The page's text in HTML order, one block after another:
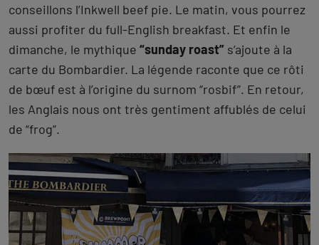
conseillons l’Inkwell beef pie. Le matin, vous pourrez
aussi profiter du full-English breakfast. Et enfin le
dimanche, le mythique “sunday roast” s’ajoute à la
carte du Bombardier. La légende raconte que ce rôti
de bœuf est à l’origine du surnom “rosbif”. En retour,
les Anglais nous ont très gentiment affublés de celui
de “frog”.